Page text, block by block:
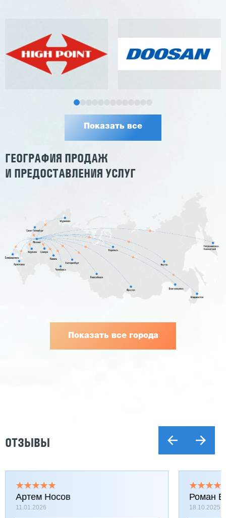
Показать все
ГЕОГРАФИЯ ПРОДАЖ
И ПРЕДОСТАВЛЕНИЯ УСЛУГ
Показать все города
ОТЗЫВЫ
Артем Носов
11.01.2026
Роман
18.10.2025